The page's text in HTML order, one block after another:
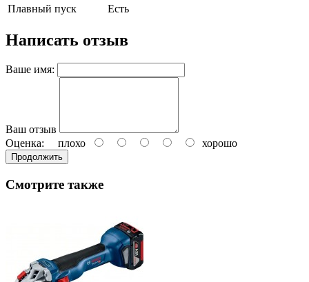
Плавный пуск
Есть
Написать отзыв
Ваше имя:
Ваш отзыв
Оценка: плохо хорошо
Продолжить
Смотрите также